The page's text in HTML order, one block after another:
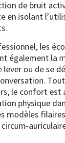
de bruit
en isolant
les
également la
ou de se
le confort est
physique
modèles